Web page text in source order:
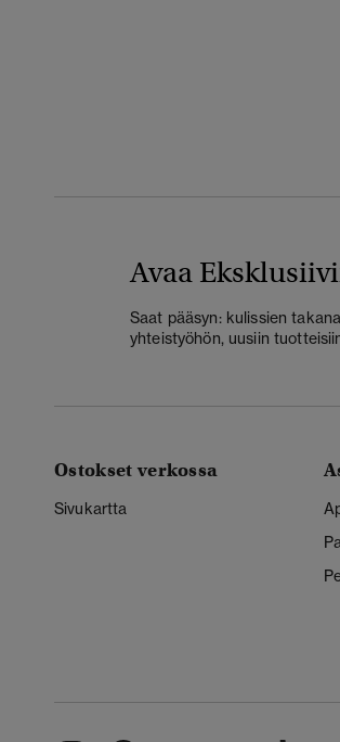
Avaa
Saat pääsyn: kulissien
yhteistyöhön, uusiin
Ostokset verkossa
Sivukartta